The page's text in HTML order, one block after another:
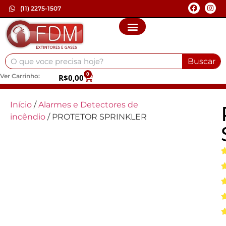
(11) 2275-1507
Buscar
Ver Carrinho: R$0,00 0
Início /Alarmes e Detectores de
incêndio / PROTETOR SPRINKLER